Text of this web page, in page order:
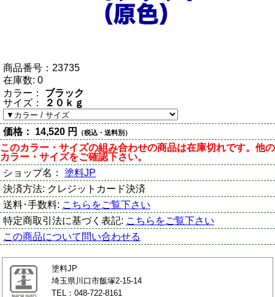
商品番号： 23735
在庫数: 0
カラー：
ブラック
サイズ：
２０ｋｇ
価格： 14,520 円 （税込・送料別）
このカラー・サイズの組み合わせの商品は在庫切れです。他の
カラー・サイズをご確認下さい。
ショップ名： 塗料JP
決済方法: クレジットカード決済
送料･手数料: こちらをご覧下さい
特定商取引法に基づく表記: こちらをご覧下さい
この商品について問い合わせる
塗料JP
埼玉県川口市飯塚2-15-14
TEL：048-722-8161